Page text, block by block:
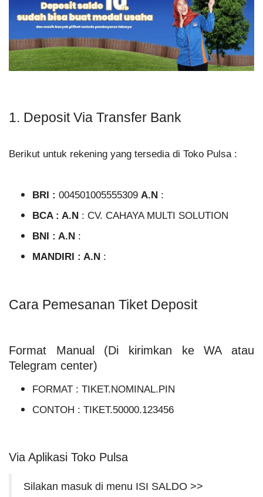
1. Deposit Via Transfer Bank
Berikut untuk rekening yang tersedia di Toko Pulsa :
BRI : 004501005555309 A.N :
BCA : A.N : CV. CAHAYA MULTI SOLUTION
BNI : A.N :
MANDIRI : A.N :
Cara Pemesanan Tiket Deposit
Format Manual (Di kirimkan ke WA atau
Telegram center)
FORMAT : TIKET.NOMINAL.PIN
CONTOH : TIKET.50000.123456
Via Aplikasi Toko Pulsa
Silakan masuk di menu ISI SALDO >>